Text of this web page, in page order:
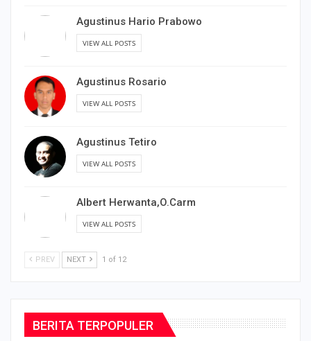
Agustinus Hario Prabowo
VIEW ALL POSTS
Agustinus Rosario
VIEW ALL POSTS
Agustinus Tetiro
VIEW ALL POSTS
Albert Herwanta,O.Carm
VIEW ALL POSTS
PREV NEXT 1 of 12
BERITA TERPOPULER